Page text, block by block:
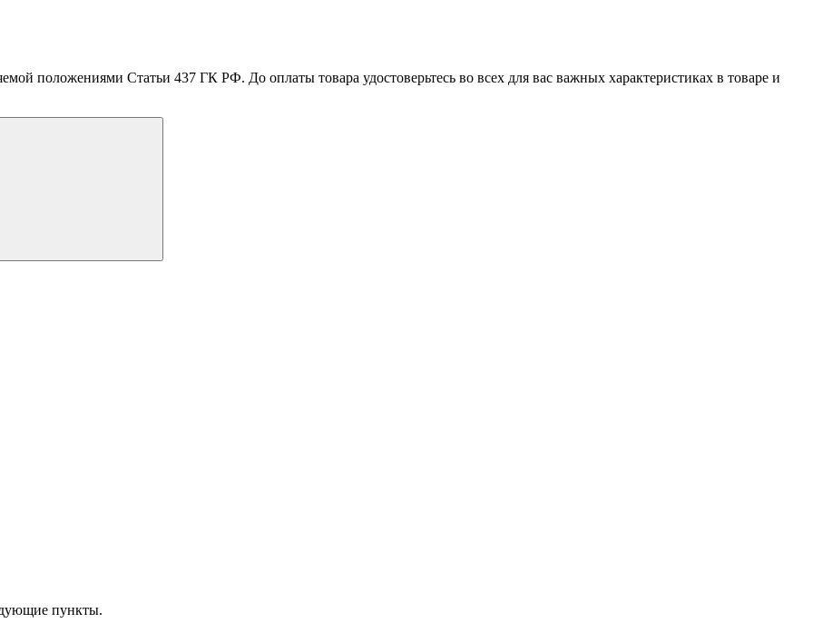
положениями Статьи 437 ГК РФ. До оплаты товара удостоверьтесь во всех для вас важных характеристиках в товаре и
пункты.